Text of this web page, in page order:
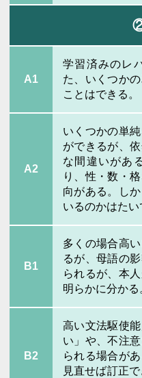
A1
学習済みのレ
た、いくつか
ことはできる。
A2
いくつかの単
ができるが、
な間違いがあ
り、性・数・
向がある。し
いるのかはたい
B1
多くの場合高
るが、母語の
られるが、本
明らかに分かる
B2
高い文法駆使
い」や、不注
られる場合が
見直せば訂正